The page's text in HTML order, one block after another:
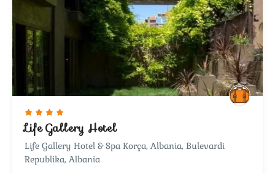
Life Gallery Hotel
Life Gallery Hotel & Spa Korça, Albania, Bulevardi
Republika, Albania